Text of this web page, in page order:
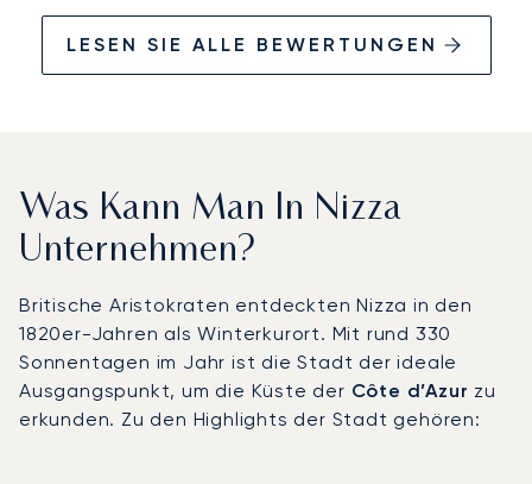
LESEN SIE ALLE BEWERTUNGEN
Was Kann Man In Nizza
Unternehmen?
Britische Aristokraten entdeckten Nizza in den
1820er-Jahren als Winterkurort. Mit rund 330
Sonnentagen im Jahr ist die Stadt der ideale
Ausgangspunkt, um die Küste der Côte d’Azur zu
erkunden. Zu den Highlights der Stadt gehören: